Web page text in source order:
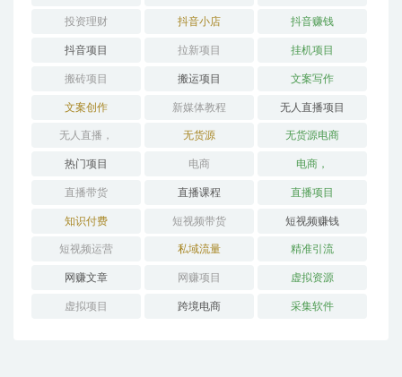
投资理财 抖音小店 抖音赚钱
抖音项目 拉新项目 挂机项目
搬砖项目 搬运项目 文案写作
文案创作 新媒体教程 无人直播项目
无人直播， 无货源 无货源电商
热门项目 电商 电商，
直播带货 直播课程 直播项目
知识付费 短视频带货 短视频赚钱
短视频运营 私域流量 精准引流
网赚文章 网赚项目 虚拟资源
虚拟项目 跨境电商 采集软件